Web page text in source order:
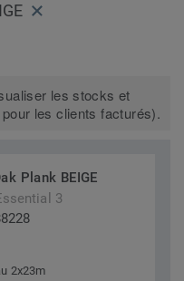
les stocks et
les clients facturés).
Plank BEIGE
3
2x23m